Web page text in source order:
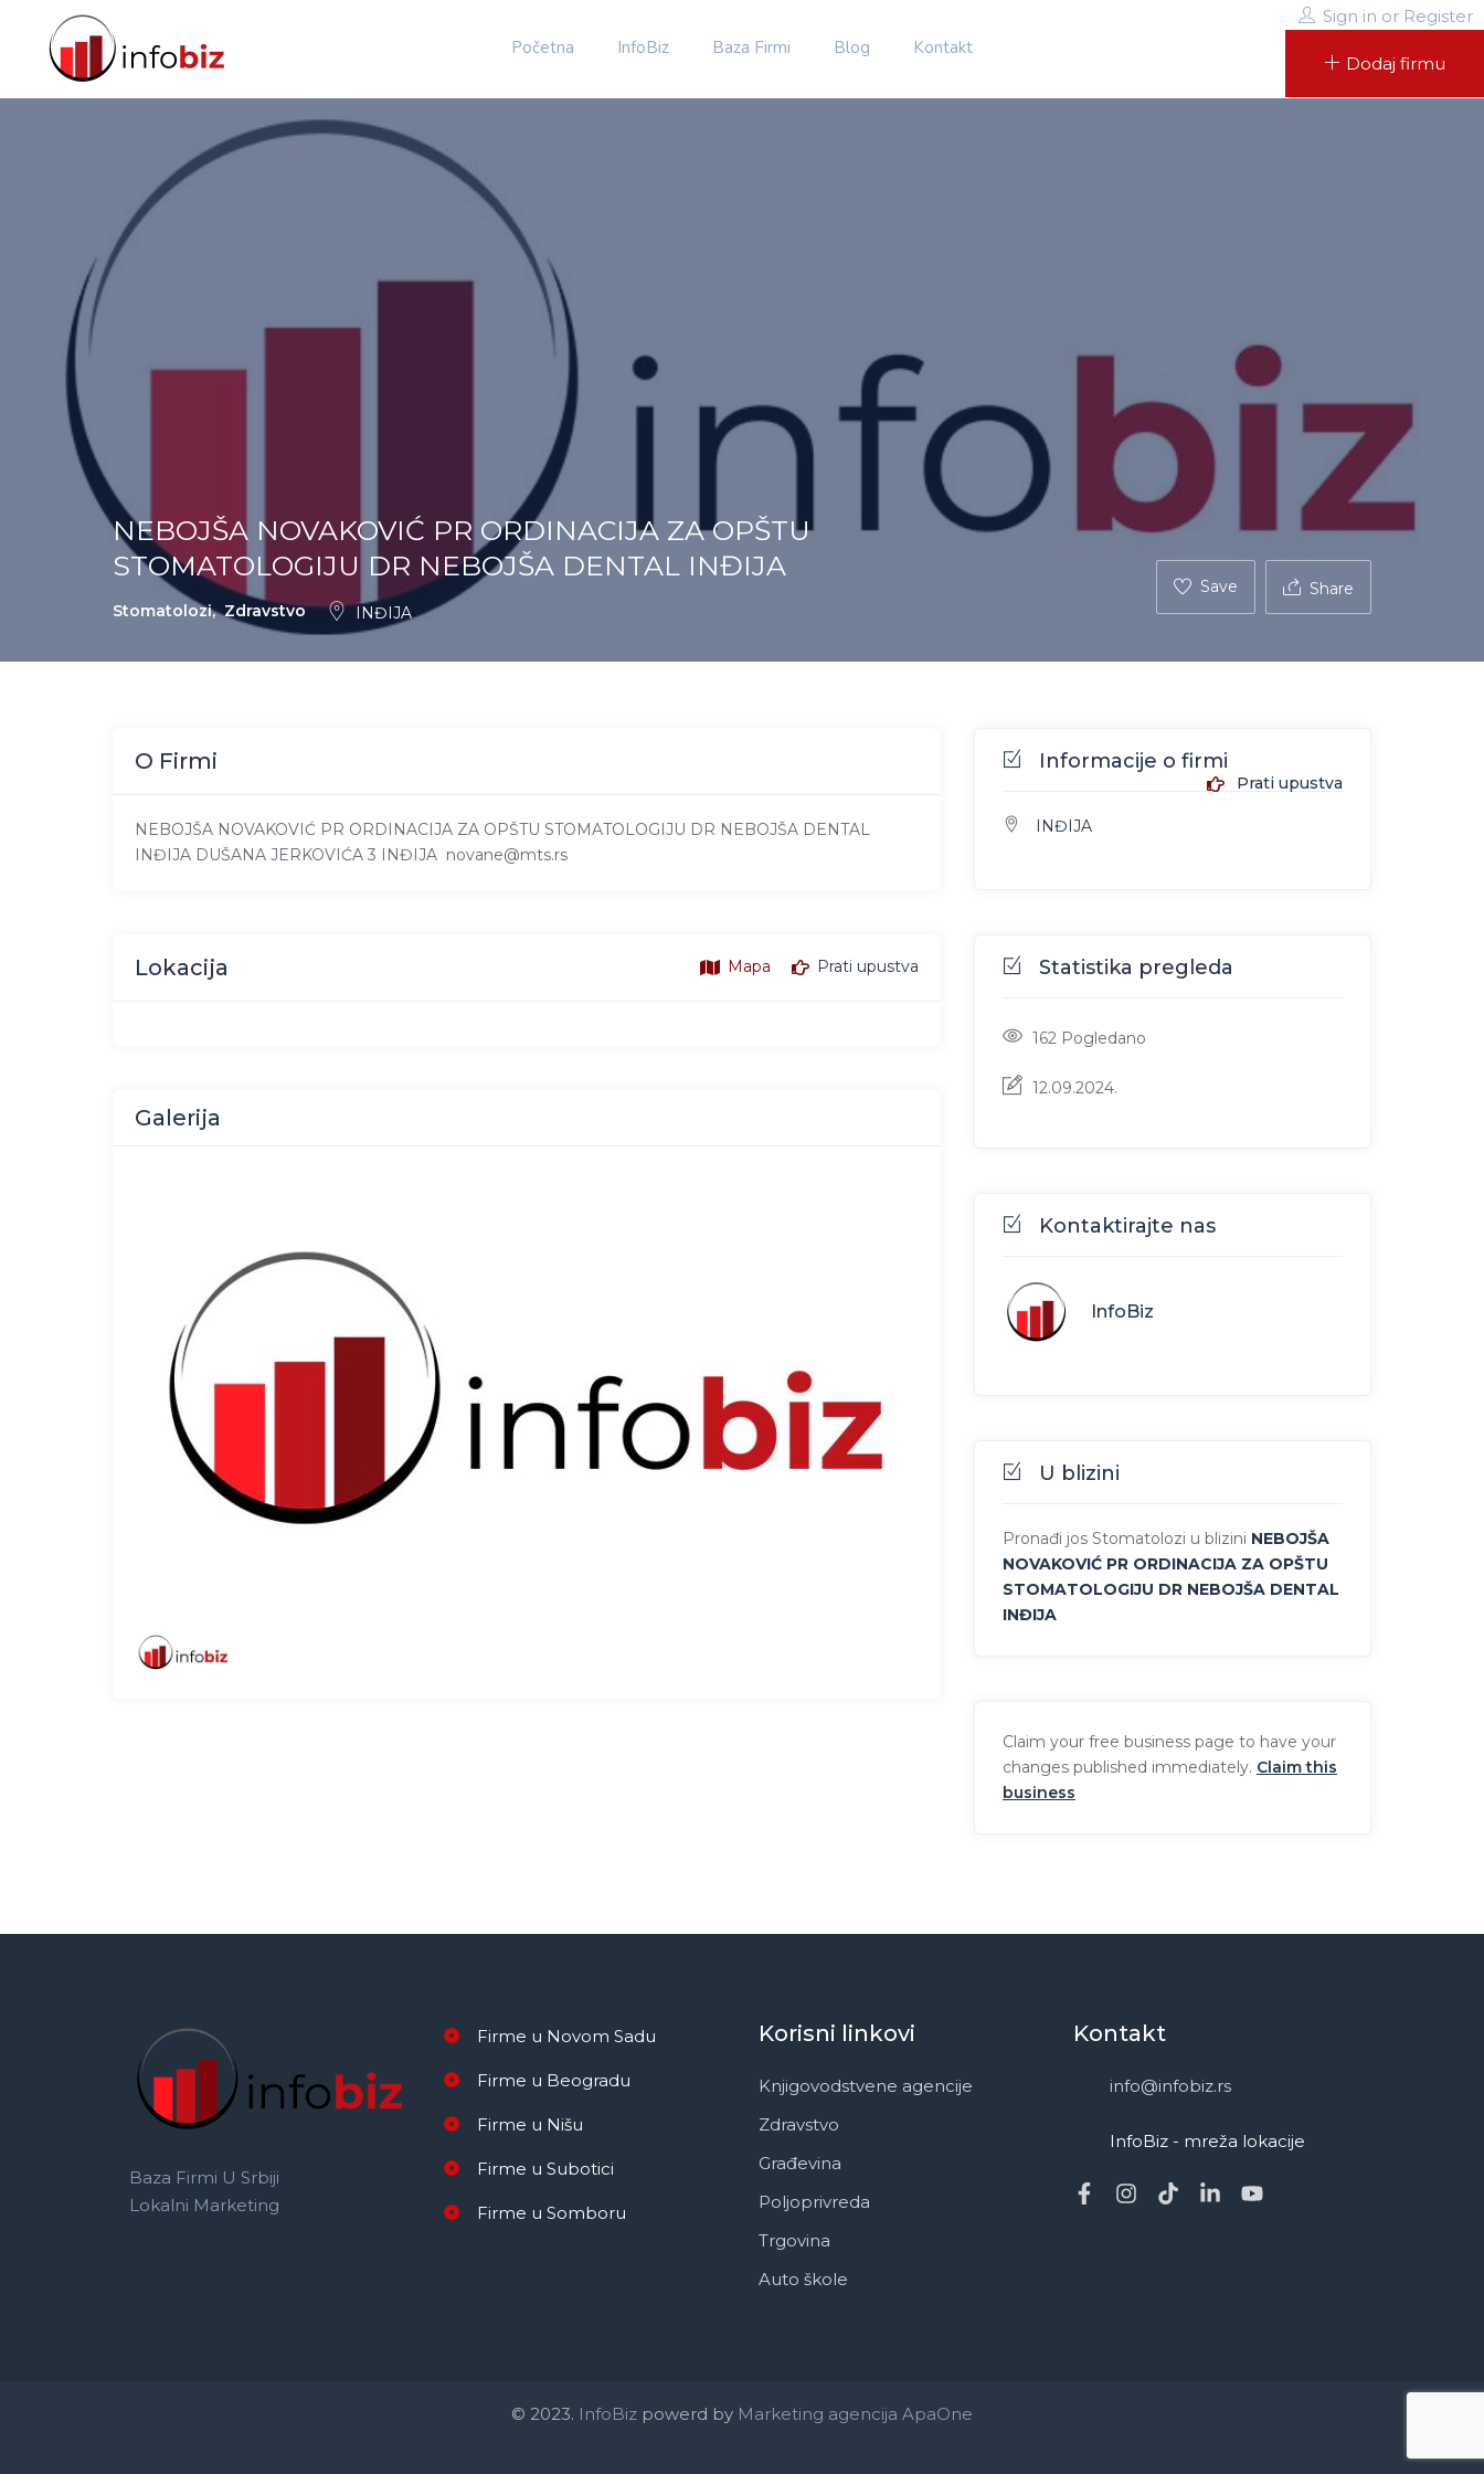
Početna InfoBiz Baza Firmi Blog Kontakt
Sign in or Register
Dodaj firmu
NEBOJŠA NOVAKOVIĆ PR ORDINACIJA ZA OPŠTU
STOMATOLOGIJU DR NEBOJŠA DENTAL INĐIJA
Stomatolozi, Zdravstvo INĐIJA
Save Share
O Firmi
NEBOJŠA NOVAKOVIĆ PR ORDINACIJA ZA OPŠTU STOMATOLOGIJU DR NEBOJŠA DENTAL
INĐIJA DUŠANA JERKOVIĆA 3 INĐIJA novane@mts.rs
Lokacija Mapa Prati upustva
Galerija
Informacije o firmi
Prati upustva
INĐIJA
Statistika pregleda
162 Pogledano
12.09.2024.
Kontaktirajte nas
InfoBiz
U blizini
Pronađi jos Stomatolozi u blizini NEBOJŠA
NOVAKOVIĆ PR ORDINACIJA ZA OPŠTU
STOMATOLOGIJU DR NEBOJŠA DENTAL
INĐIJA
Claim your free business page to have your
changes published immediately. Claim this
business
Baza Firmi U Srbiji
Lokalni Marketing
Firme u Novom Sadu
Firme u Beogradu
Firme u Nišu
Firme u Subotici
Firme u Somboru
Korisni linkovi
Knjigovodstvene agencije
Zdravstvo
Građevina
Poljoprivreda
Trgovina
Auto škole
Kontakt
info@infobiz.rs
InfoBiz - mreža lokacije
© 2023. InfoBiz powerd by Marketing agencija ApaOne